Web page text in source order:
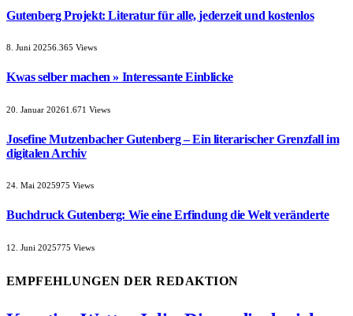
Gutenberg Projekt: Literatur für alle, jederzeit und kostenlos
8. Juni 20256.365 Views
Kwas selber machen » Interessante Einblicke
20. Januar 20261.671 Views
Josefine Mutzenbacher Gutenberg – Ein literarischer Grenzfall im
digitalen Archiv
24. Mai 2025975 Views
Buchdruck Gutenberg: Wie eine Erfindung die Welt veränderte
12. Juni 2025775 Views
EMPFEHLUNGEN DER REDAKTION